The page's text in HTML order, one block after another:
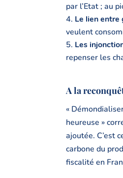
par l’Etat ; au
Le lien entre
veulent
Les
repenser les
A la
«
heureuse »
ajoutée. C’est
carbone du
fiscalité en